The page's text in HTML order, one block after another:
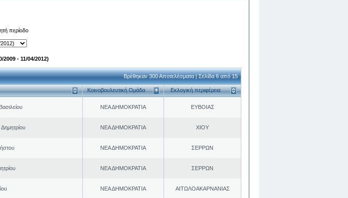
περίοδο
2009 - 11/04/2012)
Βρέθηκαν 300 Αποτελέσματα | Σελίδα 6 από 15
Κοινοβουλευτική Ομάδα Εκλογική περιφέρεια
ΝΕΑ ΔΗΜΟΚΡΑΤΙΑ ΕΥΒΟΙΑΣ
ΝΕΑ ΔΗΜΟΚΡΑΤΙΑ ΧΙΟΥ
ΝΕΑ ΔΗΜΟΚΡΑΤΙΑ ΣΕΡΡΩΝ
ΝΕΑ ΔΗΜΟΚΡΑΤΙΑ ΣΕΡΡΩΝ
ΝΕΑ ΔΗΜΟΚΡΑΤΙΑ ΑΙΤΩΛΟΑΚΑΡΝΑΝΙΑΣ